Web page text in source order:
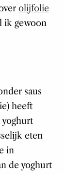
olijfolie
ik gewoon
saus
heeft
yoghurt
eten
in
de yoghurt